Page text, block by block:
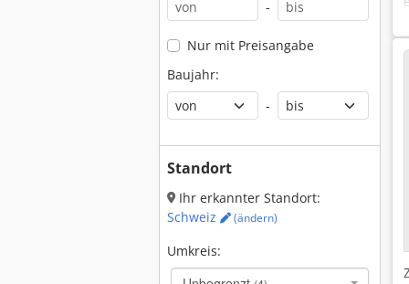
-
Nur mit Preisangabe
Baujahr:
-
Standort
Ihr erkannter Standort:
Schweiz
(ändern)
Umkreis: